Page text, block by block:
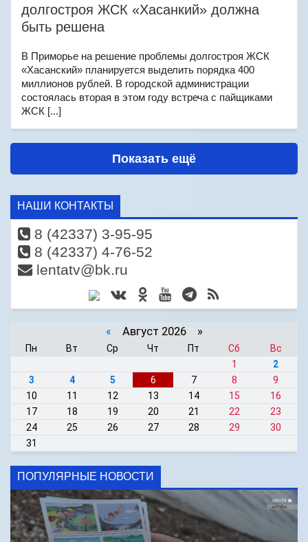
долгостроя ЖСК «Хасанкий» должна
быть решена
В Приморье на решение проблемы долгостроя ЖСК
«Хасанский» планируется выделить порядка 400
миллионов рублей. В городской администрации
состоялась вторая в этом году встреча с пайщиками
ЖСК [...]
Показать ещё
НАШИ КОНТАКТЫ
8 (42337) 3-95-95
8 (42337) 4-76-52
lentatv@bk.ru
« Август 2026 »
Пн Вт Ср Чт Пт Сб
Вс
1
2
3
4 5 6 7 8
9
10
11 12 13 14 15
16
17
18 19 20 21 22
23
24
25 26 27 28 29
30
31
ПОПУЛЯРНЫЕ НОВОСТИ